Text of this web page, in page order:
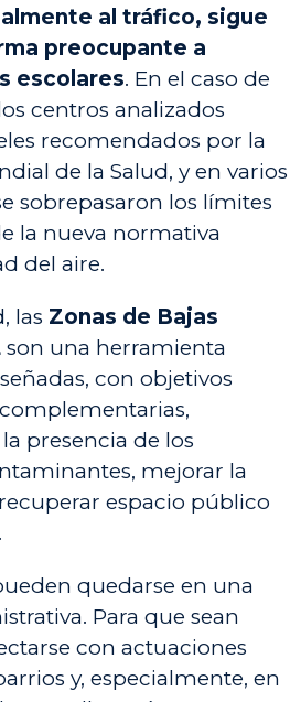
al tráfico, sigue
preocupante a
escolares. En el caso de
centros analizados
recomendados por la
de la Salud, y en varios
sobrepasaron los límites
la nueva normativa
del aire.
las Zonas de Bajas
son una herramienta
con objetivos
presencia de los
mejorar la
espacio público
quedarse en una
Para que sean
con actuaciones
y, especialmente, en